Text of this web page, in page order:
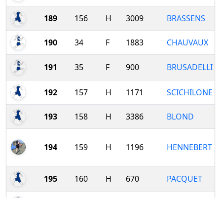
189 156 H 3009 BRASSENS
190 34 F 1883 CHAUVAUX
191 35 F 900 BRUSADELLI
192 157 H 1171 SCICHILONE
193 158 H 3386 BLOND
194 159 H 1196 HENNEBERT
195 160 H 670 PACQUET